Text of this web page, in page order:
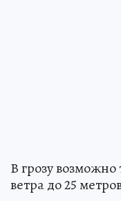
В грозу
ветра до 25